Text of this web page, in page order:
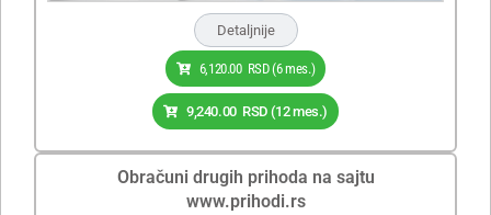
Detaljnije
6,120.00 RSD(6 mes.)
9,240.00 RSD(12 mes.)
Obračuni drugih prihoda na sajtu
www.prihodi.rs